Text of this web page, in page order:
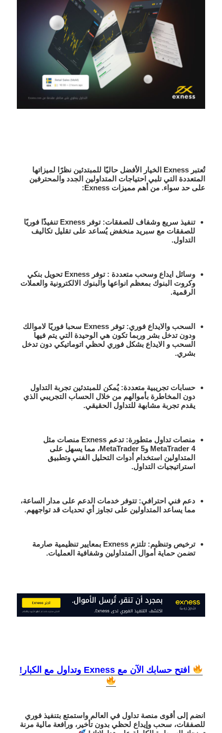
تُعتبر Exness الخيار الأفضل حاليًا للمبتدئين نظرًا لميزاتها
المتعددة التي تلبي احتياجات المتداولين الجدد والمحترفين
على حد سواء. من أهم مميزات Exness:
تنفيذ سريع وشفاف للصفقات:
توفر Exness تنفيذًا فوريًا
للصفقات مع سبريد منخفض يُساعد على تقليل تكاليف
التداول.
وسائل ايداع وسحب متعددة :
توفر Exness تحويل بنكي
وكروت البنوك بمعظم انواعها والبنوك الالكترونية والعملات
الرقمية.
السحب والايداع فوري:
توفر Exness سحبا فوريًا لاموالك
ودون تدخل بشر وربما تكون هي الوحيدة التي يتم فيها
السحب و الايداع بشكل فوري لحظي اتوماتيكي دون تدخل
بشري.
حسابات تجريبية متعددة: يُمكن للمبتدئين تجربة التداول
دون المخاطرة بأموالهم من خلال الحساب التجريبي الذي
يقدم تجربة مشابهة للتداول الحقيقي.
منصات تداول متطورة:
تدعم Exness منصات مثل
MetaTrader 4 وMetaTrader 5، مما يسهل على
المتداولين استخدام أدوات التحليل الفني وتطبيق
استراتيجيات التداول.
دعم فني احترافي: تتوفر خدمات الدعم على مدار الساعة،
مما يساعد المتداولين على تجاوز أي تحديات قد تواجههم.
ترخيص وتنظيم:
تلتزم Exness بمعايير تنظيمية صارمة
تضمن حماية أموال المتداولين وشفافية العمليات.
افتح حسابك الآن مع Exness وتداول مع الكبار!
انضم إلى أقوى منصة تداول في العالم واستمتع بتنفيذ فوري
للصفقات، سحب وإيداع لحظي بدون تأخير، ورافعة مالية مرنة